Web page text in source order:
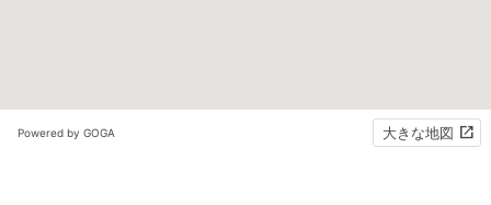
Powered by GOGA 大きな地図